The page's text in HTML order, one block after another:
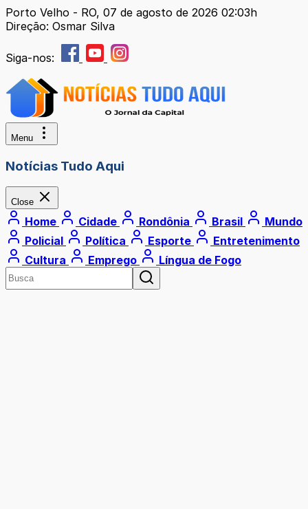
Porto Velho - RO, 07 de agosto de 2026 02:03h
Direção: Osmar Silva
Siga-nos:
Menu
Notícias Tudo Aqui
Close
Home Cidade Rondônia Brasil
Mundo
Policial
Política Esporte
Entretenimento
Cultura
Emprego Língua de Fogo